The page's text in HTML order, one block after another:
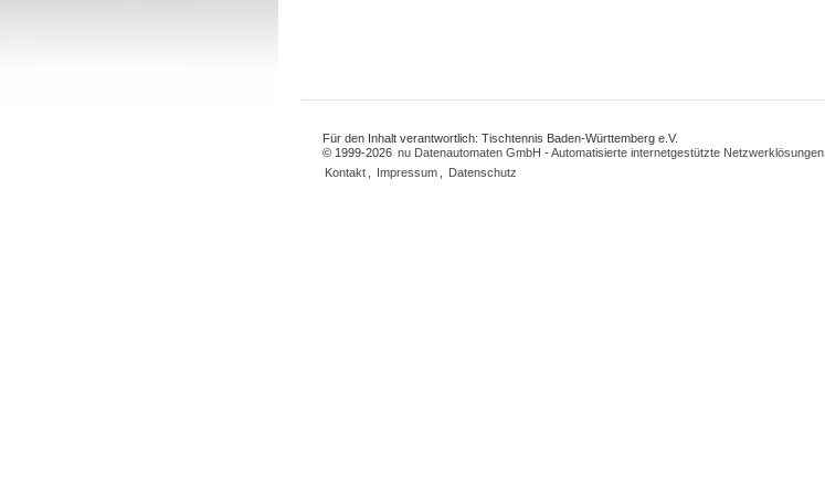
Für den Inhalt verantwortlich: Tischtennis Baden-Württemberg e.V.
© 1999-2026 nu Datenautomaten GmbH - Automatisierte internetgestützte Netzwerklösungen
Kontakt
Impressum Datenschutz